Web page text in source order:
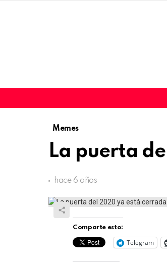
Memes
La puerta
hace 6 años
Comparte esto:
Telegram